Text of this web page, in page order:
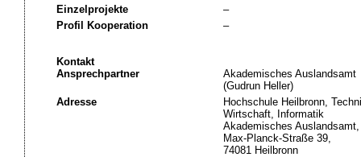
Einzelprojekte
–
Profil Kooperation
–
Kontakt
Ansprechpartner
Akademisches Auslandsamt
(Gudrun Heller)
Adresse
Hochschule Heilbronn,
Wirtschaft, Informatik
Akademisches Auslandsamt,
Max-Planck-Straße 39,
74081 Heilbronn